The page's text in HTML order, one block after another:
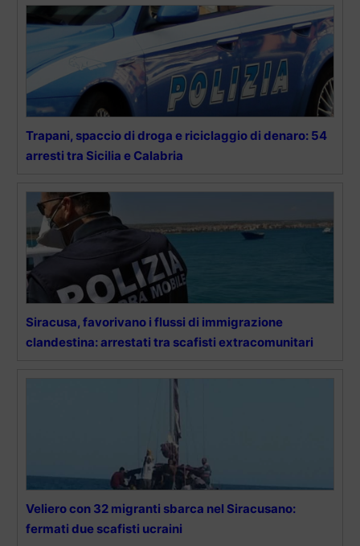
Trapani, spaccio di droga e riciclaggio di denaro: 54
arresti tra Sicilia e Calabria
Siracusa, favorivano i flussi di immigrazione
clandestina: arrestati tra scafisti extracomunitari
Veliero con 32 migranti sbarca nel Siracusano:
fermati due scafisti ucraini